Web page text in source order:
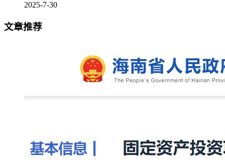
2025-7-30
文章推荐